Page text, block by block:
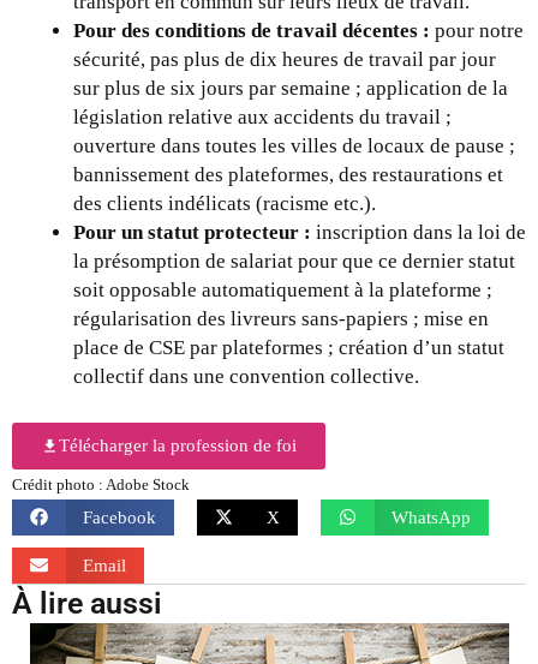
Pour des conditions de travail décentes : pour notre
sécurité, pas plus de dix heures de travail par jour
sur plus de six jours par semaine ; application de la
législation relative aux accidents du travail ;
ouverture dans toutes les villes de locaux de pause ;
bannissement des plateformes, des restaurations et
des clients indélicats (racisme etc.).
Pour un statut protecteur : inscription dans la loi de
la présomption de salariat pour que ce dernier statut
soit opposable automatiquement à la plateforme ;
régularisation des livreurs sans-papiers ; mise en
place de CSE par plateformes ; création d’un statut
collectif dans une convention collective.
Télécharger la profession de foi
Crédit photo : Adobe Stock
Facebook X WhatsApp
Email
À lire aussi